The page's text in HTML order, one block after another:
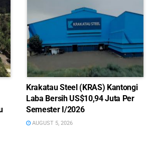
Krakatau Steel (KRAS) Kantongi
Laba Bersih US$10,94 Juta Per
Semester I/2026
AUGUST 5, 2026